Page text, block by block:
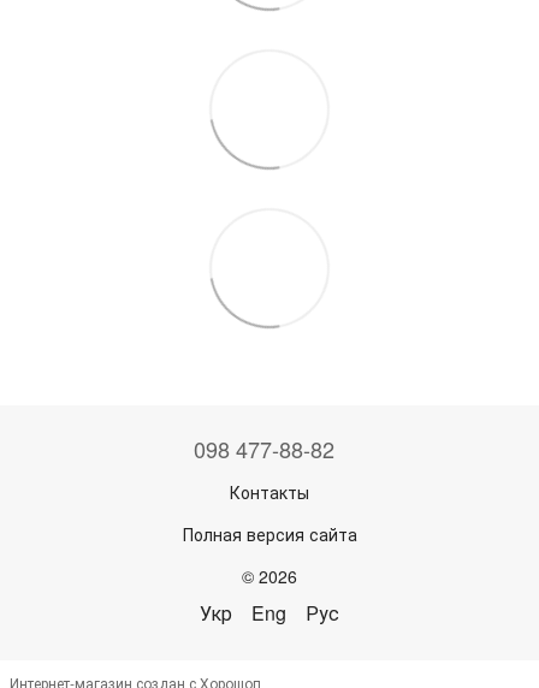
098 477-88-82
Контакты
Полная версия сайта
© 2026
Укр Eng Рус
Интернет-магазин создан с Хорошоп